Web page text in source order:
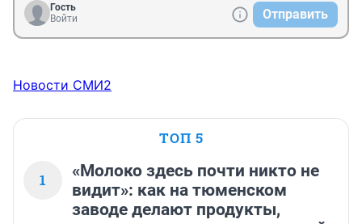
Гость
Войти
Отправить
Новости СМИ2
ТОП 5
1
«Молоко здесь почти никто не
видит»: как на тюменском
заводе делают продукты,